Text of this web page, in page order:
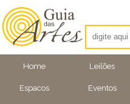
Home Leilões
Espacos Eventos